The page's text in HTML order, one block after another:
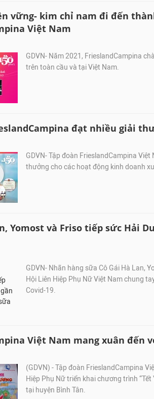
vững- kim chỉ nam đi đến
Việt Nam
GDVN- Năm 2021, FrieslandCampina
trên toàn cầu và tại Việt Nam.
đạt nhiều giải
GDVN- Tập đoàn FrieslandCampina
thưởng cho các hoạt động kinh doanh
Yomost và Friso tiếp sức Hải
GDVN- Nhãn hàng sữa Cô Gái Hà Lan,
Hội Liên Hiệp Phụ Nữ Việt Nam chung
Covid-19.
Việt Nam mang xuân đến
(GDVN) - Tập đoàn FrieslandCampina
Hiệp Phụ Nữ triển khai chương trình
tại huyện Bình Tân.